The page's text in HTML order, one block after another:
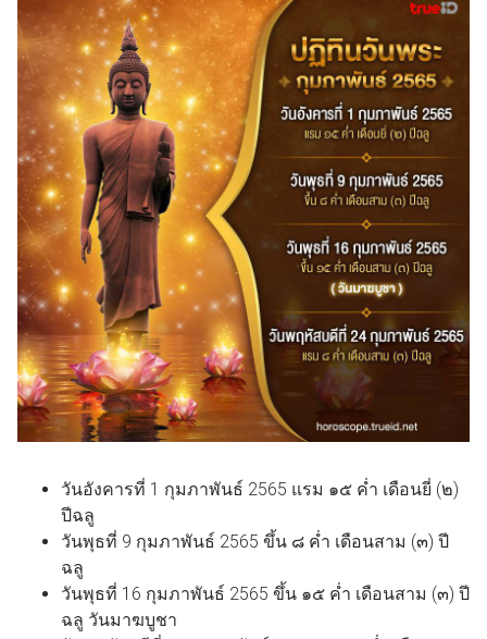
วันอังคารที่ 1 กุมภาพันธ์ 2565 แรม ๑๕ ค่ำ เดือนยี่ (๒)
ปีฉลู
วันพุธที่ 9 กุมภาพันธ์ 2565 ขึ้น ๘ ค่ำ เดือนสาม (๓) ปี
ฉลู
วันพุธที่ 16 กุมภาพันธ์ 2565 ขึ้น ๑๕ ค่ำ เดือนสาม (๓) ปี
ฉลู วันมาฆบูชา